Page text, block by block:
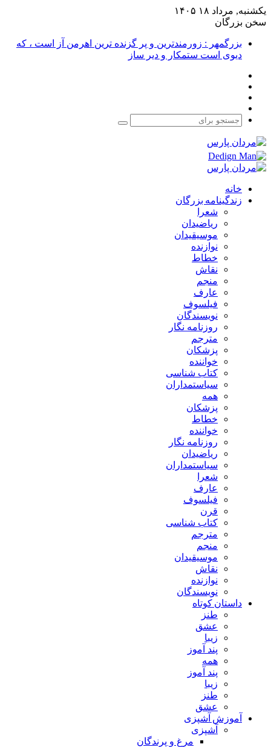
یکشنبه, مرداد ۱۸ ۱۴۰۵
سخن بزرگان
بزرگمهر : زورمندترین و پر گزنده ترین اهرمن آز است ، که
دیوی است ستمکار و دیر ساز
جستجو
خانه
زندگینامه بزرگان
شعرا
ریاضیدان
موسیقیدان
نوازنده
خطاط
نقاش
منجم
عارف
فیلسوف
نویسندگان
روزنامه نگار
مترجم
پزشکان
خواننده
کتاب شناسی
سیاستمداران
همه
پزشکان
خطاط
خواننده
روزنامه نگار
ریاضیدان
سیاستمداران
شعرا
عارف
فیلسوف
قرن
کتاب شناسی
مترجم
منجم
موسیقیدان
نقاش
نوازنده
نویسندگان
داستان کوتاه
طنز
عشق
زیبا
پند آموز
همه
پند آموز
زیبا
طنز
عشق
آموزش آشپزی
آشپزی
مرغ و پرندگان